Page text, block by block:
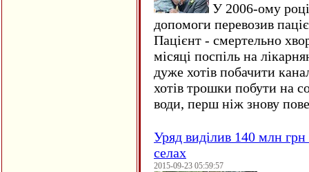
У 2006-ому
допомоги перевозив
Пацієнт - смертельно
місяці поспіль на
дуже хотів побачити
хотів трошки побути на
води, перш ніж знову
Уряд виділив 140 млн
селах
2015-09-23 05:59:57